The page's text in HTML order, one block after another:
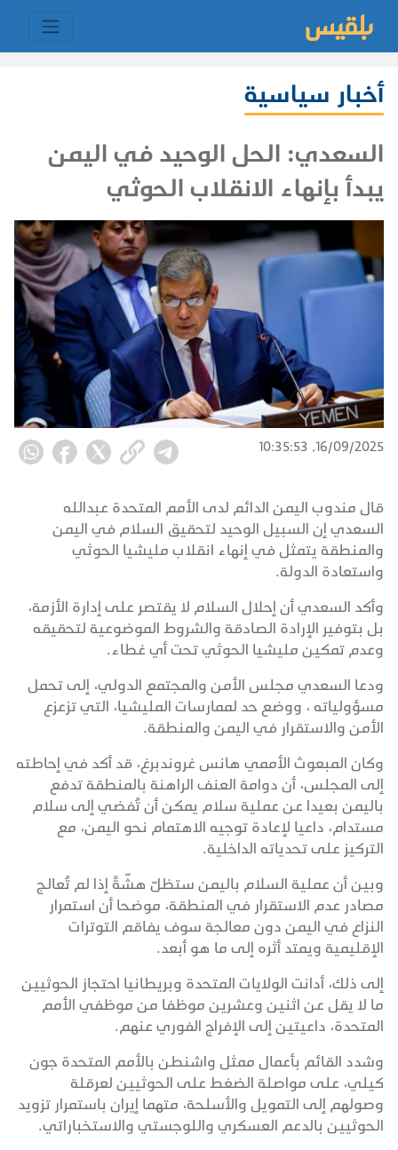
أخبار سياسية
السعدي: الحل الوحيد في اليمن
يبدأ بإنهاء الانقلاب الحوثي
16/09/2025, 10:35:53
قال مندوب اليمن الدائم لدى الأمم المتحدة عبدالله
السعدي إن السبيل الوحيد لتحقيق السلام في اليمن
والمنطقة يتمثل في إنهاء انقلاب مليشيا الحوثي
واستعادة الدولة.
وأكد السعدي أن إحلال السلام لا يقتصر على إدارة الأزمة،
بل بتوفير الإرادة الصادقة والشروط الموضوعية لتحقيقه
وعدم تمكين مليشيا الحوثي تحت أي غطاء.
ودعا السعدي مجلس الأمن والمجتمع الدولي، إلى تحمل
مسؤولياته ، ووضع حد لممارسات المليشيا، التي تزعزع
الأمن والاستقرار في اليمن والمنطقة.
وكان المبعوث الأممي هانس غروندبرغ، قد أكد في إحاطته
إلى المجلس، أن دوامة العنف الراهنة بالمنطقة تدفع
باليمن بعيدا عن عملية سلام يمكن أن تُفضي إلى سلام
مستدام، داعيا لإعادة توجيه الاهتمام نحو اليمن، مع
التركيز على تحدياته الداخلية.
وبين أن عملية السلام باليمن ستظلّ هشّةً إذا لم تُعالج
مصادر عدم الاستقرار في المنطقة، موضحا أن استمرار
النزاع في اليمن دون معالجة سوف يفاقم التوترات
الإقليمية ويمتد أثره إلى ما هو أبعد.
إلى ذلك، أدانت الولايات المتحدة وبريطانيا احتجاز الحوثيين
ما لا يقل عن اثنين وعشرين موظفا من موظفي الأمم
المتحدة، داعيتين إلى الإفراج الفوري عنهم.
وشدد القائم بأعمال ممثل واشنطن بالأمم المتحدة جون
كيلي، على مواصلة الضغط على الحوثيين لعرقلة
وصولهم إلى التمويل والأسلحة، متهما إيران باستمرار تزويد
الحوثيين بالدعم العسكري واللوجستي والاستخباراتي.